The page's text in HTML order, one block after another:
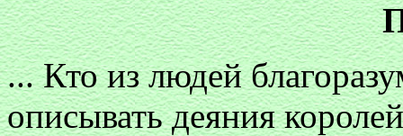
... Кто из людей
описывать деяния